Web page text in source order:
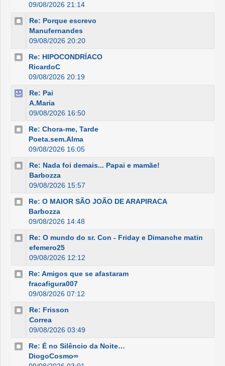
09/08/2026 21:14
Re: Porque escrevo
Manufernandes
09/08/2026 20:20
Re: HIPOCONDRÍACO
RicardoC
09/08/2026 20:19
Re: Pai
A.Maria
09/08/2026 16:50
Re: Chora-me, Tarde
Poeta.sem.Alma
09/08/2026 16:05
Re: Nada foi demais... Papai e mamãe!
Barbozza
09/08/2026 15:57
Re: O MAIOR SÃO JOÃO DE ARAPIRACA
Barbozza
09/08/2026 14:48
Re: O mundo do sr. Con - Friday e Dimanche matin
efemero25
09/08/2026 12:12
Re: Amigos que se afastaram
fracafigura007
09/08/2026 07:12
Re: Frisson
Correa
09/08/2026 03:49
Re: É no Silêncio da Noite…
DiogoCosmo∞